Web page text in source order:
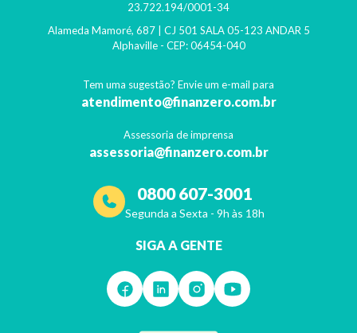
23.722.194/0001-34
Alameda Mamoré, 687 | CJ 501 SALA 05-123 ANDAR 5
Alphaville- CEP: 06454-040
Tem uma sugestão? Envie um e-mail para
atendimento@finanzero.com.br
Assessoria de imprensa
assessoria@finanzero.com.br
0800 607-3001
Segunda a Sexta - 9h às 18h
SIGA A GENTE